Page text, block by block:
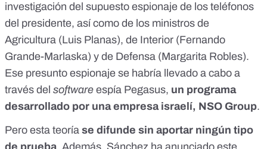
investigación del supuesto espionaje de los teléfonos
del presidente, así como de los ministros de
Agricultura (Luis Planas), de Interior (Fernando
Grande-Marlaska) y de Defensa (Margarita Robles).
Ese presunto espionaje se habría llevado a cabo a
través del software espía Pegasus, un programa
desarrollado por una empresa israelí, NSO Group.
Pero esta teoría se difunde sin aportar ningún tipo